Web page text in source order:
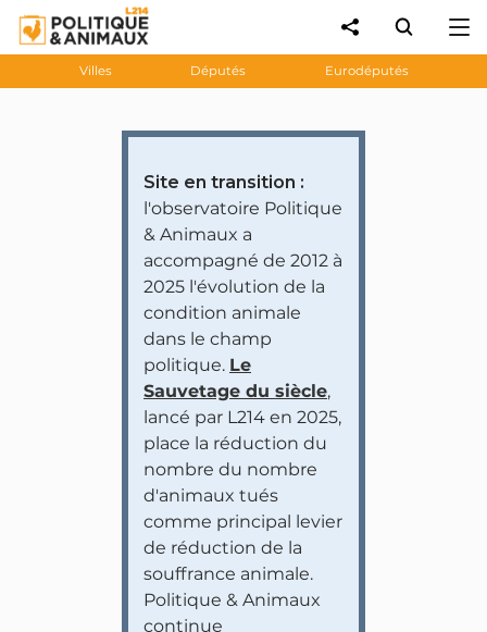
Villes Députés Eurodéputés
Site en transition :
l'observatoire Politique
& Animaux a
accompagné de 2012 à
2025 l'évolution de la
condition animale
dans le champ
politique. Le
Sauvetage du siècle,
lancé par L214 en 2025,
place la réduction du
nombre du nombre
d'animaux tués
comme principal levier
de réduction de la
souffrance animale.
Politique & Animaux
continue